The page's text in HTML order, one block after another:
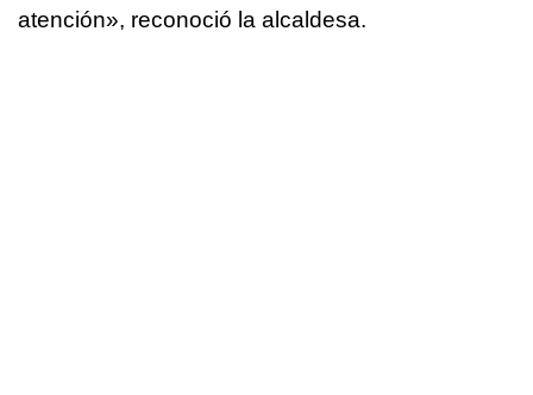
atención», reconoció la alcaldesa.